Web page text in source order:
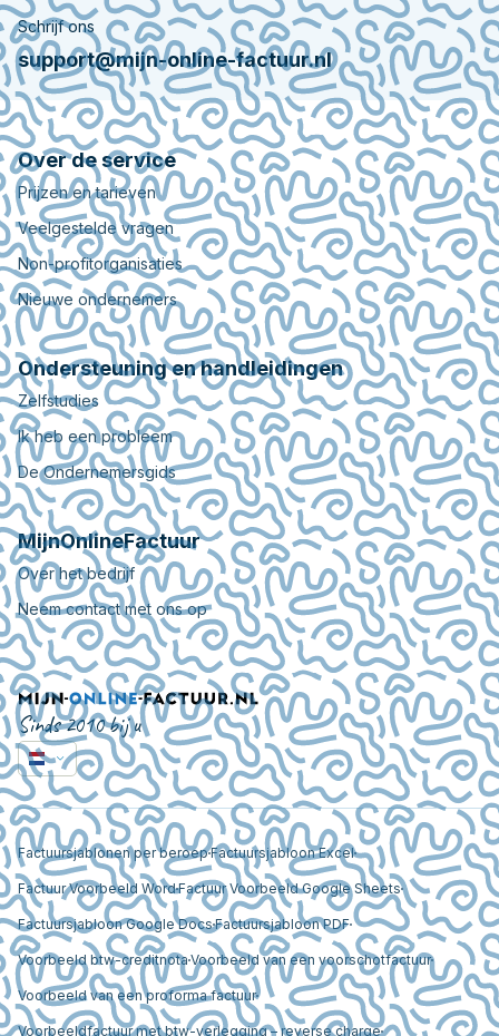
Schrijf ons
support@mijn-online-factuur.nl
Over de service
Prijzen en tarieven
Veelgestelde vragen
Non-profitorganisaties
Nieuwe ondernemers
Ondersteuning en handleidingen
Zelfstudies
Ik heb een probleem
De Ondernemersgids
MijnOnlineFactuur
Over het bedrijf
Neem contact met ons op
Sinds 2010 bij u
Factuursjablonen per beroepFactuursjabloon Excel
Factuur Voorbeeld WordFactuur Voorbeeld Google Sheets
Factuursjabloon Google DocsFactuursjabloon PDF
Voorbeeld btw-creditnota Voorbeeld van een voorschotfactuur
Voorbeeld van een proforma factuur
Voorbeeldfactuur met btw-verlegging – reverse charge